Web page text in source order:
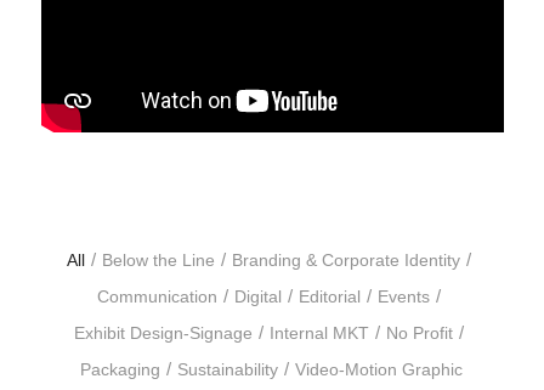
All / Below the Line / Branding & Corporate Identity /
Communication / Digital / Editorial / Events /
Exhibit Design-Signage / Internal MKT / No Profit /
Packaging / Sustainability / Video-Motion Graphic